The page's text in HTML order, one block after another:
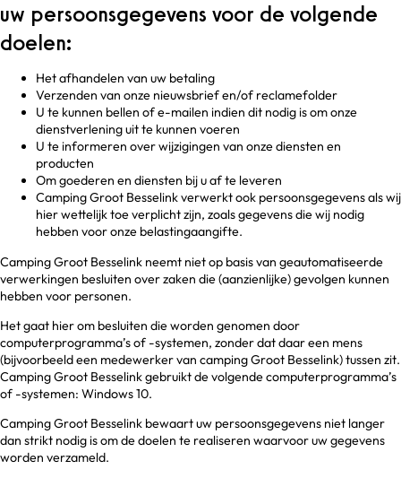
uw persoonsgegevens voor de volgende
doelen:
Het afhandelen van uw betaling
Verzenden van onze nieuwsbrief en/of reclamefolder
U te kunnen bellen of e-mailen indien dit nodig is om onze
dienstverlening uit te kunnen voeren
U te informeren over wijzigingen van onze diensten en
producten
Om goederen en diensten bij u af te leveren
Camping Groot Besselink verwerkt ook persoonsgegevens als wij
hier wettelijk toe verplicht zijn, zoals gegevens die wij nodig
hebben voor onze belastingaangifte.
Camping Groot Besselink neemt niet op basis van geautomatiseerde
verwerkingen besluiten over zaken die (aanzienlijke) gevolgen kunnen
hebben voor personen.
Het gaat hier om besluiten die worden genomen door
computerprogramma’s of -systemen, zonder dat daar een mens
(bijvoorbeeld een medewerker van camping Groot Besselink) tussen zit.
Camping Groot Besselink gebruikt de volgende computerprogramma’s
of -systemen: Windows 10.
Camping Groot Besselink bewaart uw persoonsgegevens niet langer
dan strikt nodig is om de doelen te realiseren waarvoor uw gegevens
worden verzameld.